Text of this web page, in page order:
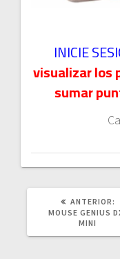
INICIE
visualizar los
sumar
ANTERIOR:
MOUSE GENIUS
MINI